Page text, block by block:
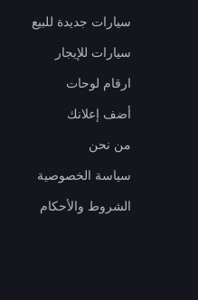
سيارات جديدة للبيع
سيارات للإيجار
ارقام لوحات
أضف إعلانك
من نحن
سياسة الخصوصية
الشروط والأحكام